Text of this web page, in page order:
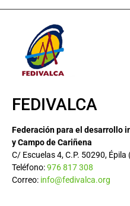
FEDIVALCA
Federación para el desarrollo
y Campo de Cariñena
C/ Escuelas 4, C.P. 50290,
Teléfono:976 817 308
Correo: info@fedivalca.org